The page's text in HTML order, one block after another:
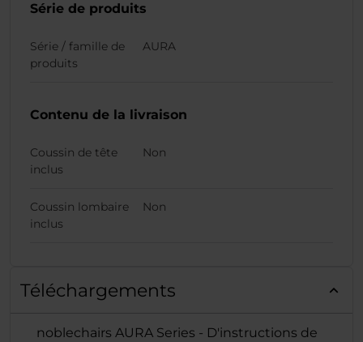
Série de produits
Série / famille de
produits
AURA
Contenu de la livraison
Coussin de tête
inclus
Non
Coussin lombaire
inclus
Non
Téléchargements
noblechairs AURA Series - D'instructions de